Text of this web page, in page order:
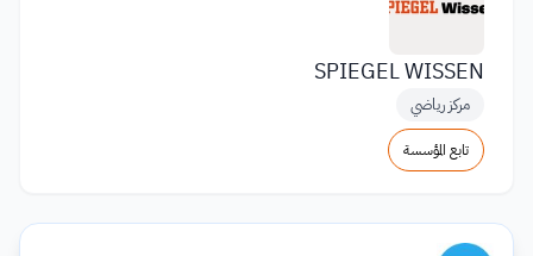
SPIEGEL WISSEN
مركز رياضي
تابع المؤسسة